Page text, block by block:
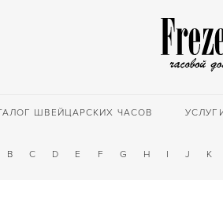
ШВЕЙЦАРСКИХ ЧАСОВ
B C D E F G H I J K